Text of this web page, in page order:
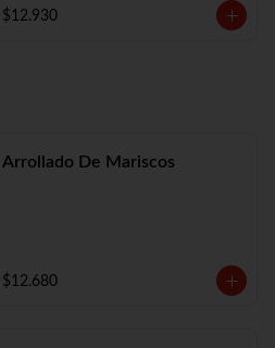
$12.930
Arrollado De Mariscos
$12.680